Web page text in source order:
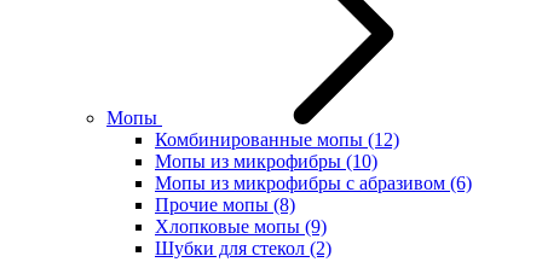
Мопы
Комбинированные мопы (12)
Мопы из микрофибры (10)
Мопы из микрофибры с абразивом (6)
Прочие мопы (8)
Хлопковые мопы (9)
Шубки для стекол (2)